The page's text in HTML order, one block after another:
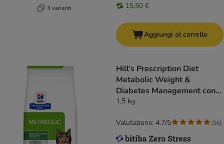
3 varianti 15,50 €
Aggiungi al carrello
Hill's Prescription Diet
Metabolic Weight &
Diabetes Management con
Pollo
1,5 kg
Valutazione: 4.7/5 (56)